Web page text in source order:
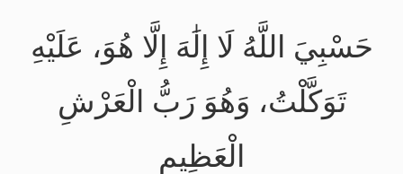
حَسْبِيَ اللَّهُ لَا إِلَٰهَ إِلَّا هُوَ، عَلَيْهِ
تَوَكَّلْتُ، وَهُوَ رَبُّ الْعَرْشِ
الْعَظِيمِ